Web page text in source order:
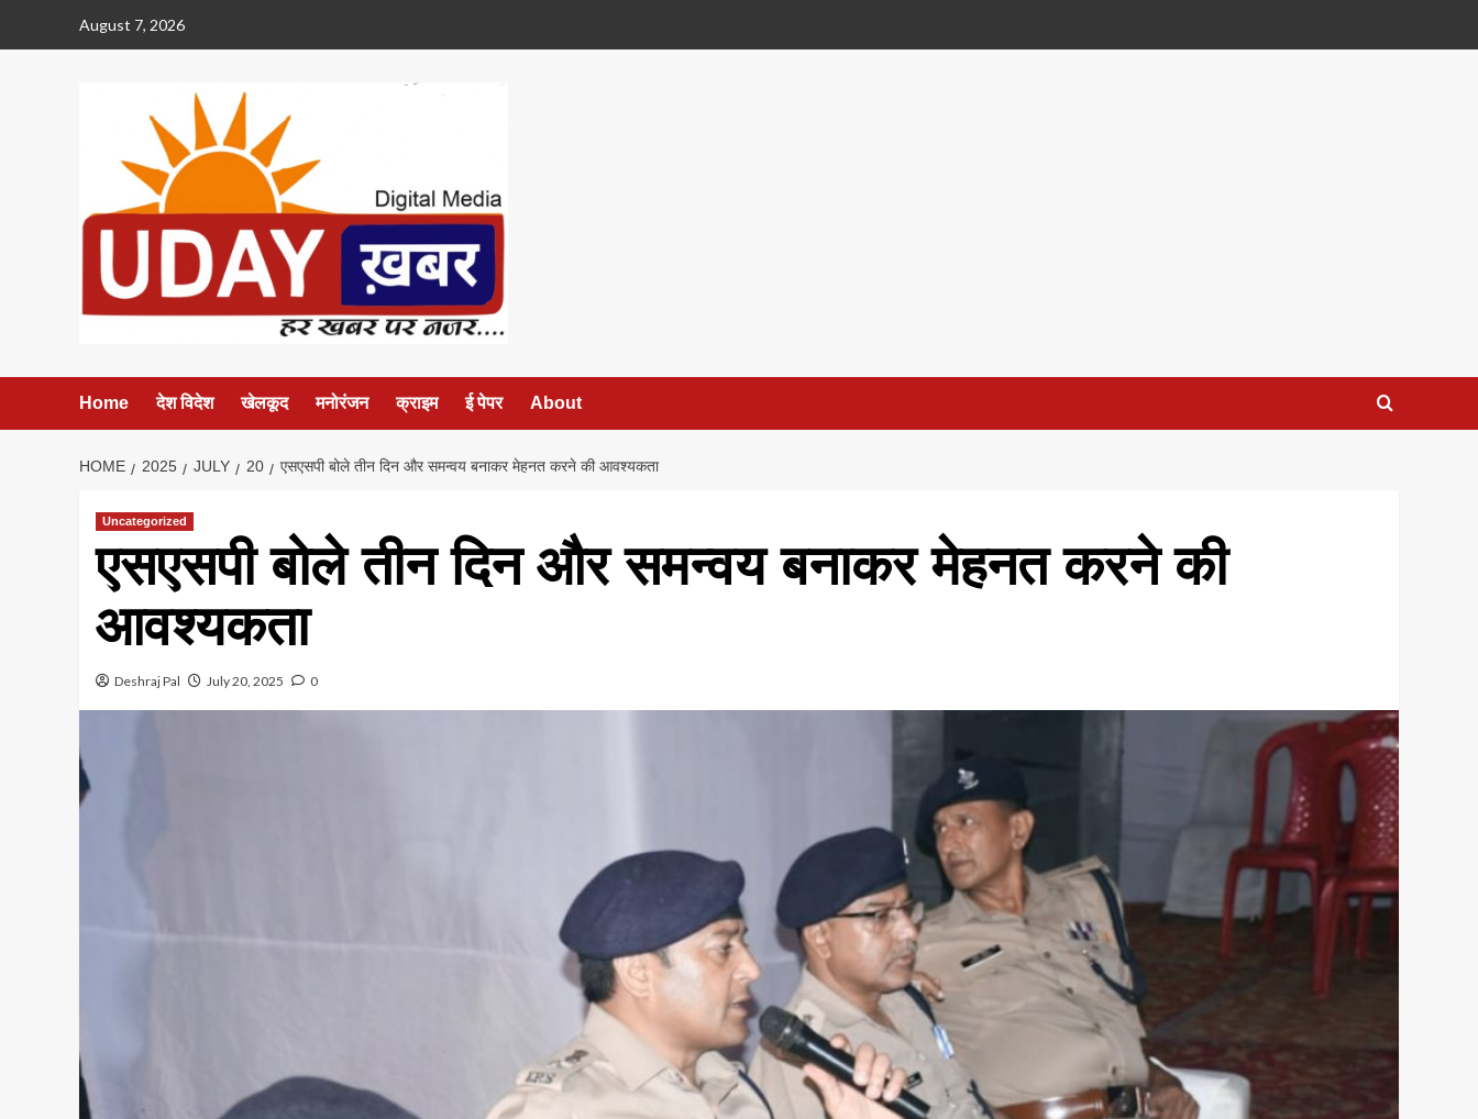
August 7, 2026
Home देश विदेश खेलकूद मनोरंजन क्राइम ई पेपर About
HOME 2025 JULY 20 एसएसपी बोले तीन दिन और समन्वय बनाकर मेहनत करने की आवश्यकता
Uncategorized
एसएसपी बोले तीन दिन और समन्वय बनाकर मेहनत करने की
आवश्यकता
Deshraj Pal July 20, 2025 0